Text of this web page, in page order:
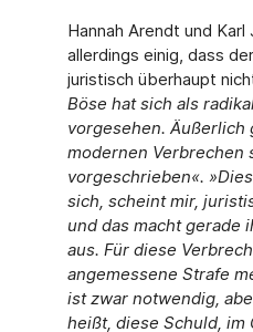
Hannah Arendt und
allerdings einig, dass
juristisch überhaupt
Böse hat sich als
vorgesehen. Äußerlich
modernen Verbrechen
vorgeschrieben«.
sich, scheint mir,
und das macht gerade
aus. Für diese
angemessene Strafe
ist zwar notwendig,
heißt, diese Schuld, im